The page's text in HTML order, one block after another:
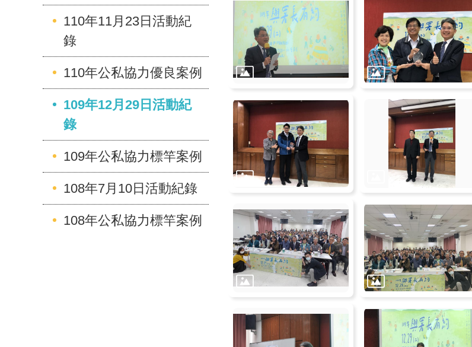
110年11月23日活動紀
錄
110年公私協力優良案例
109年12月29日活動紀
錄
109年公私協力標竿案例
108年7月10日活動紀錄
108年公私協力標竿案例